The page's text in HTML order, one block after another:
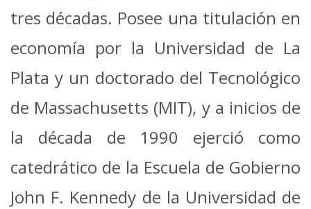
tres décadas. Posee una titulación en
economía por la Universidad de La
Plata y un doctorado del Tecnológico
de Massachusetts (MIT), y a inicios de
la década de 1990 ejerció como
catedrático de la Escuela de Gobierno
John F. Kennedy de la Universidad de